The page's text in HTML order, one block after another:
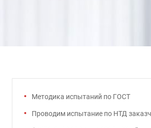
Методика испытаний по ГОСТ
Проводим испытание по НТД